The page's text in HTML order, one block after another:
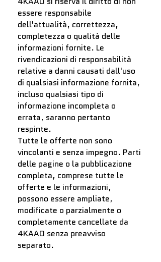
essere responsabile
dell'attualità, correttezza,
completezza o qualità delle
informazioni fornite. Le
rivendicazioni di responsabilità
relative a danni causati dall'uso
di qualsiasi informazione fornita,
incluso qualsiasi tipo di
informazione incompleta o
errata, saranno pertanto
respinte.
Tutte le offerte non sono
vincolanti e senza impegno. Parti
delle pagine o la pubblicazione
completa, comprese tutte le
offerte e le informazioni,
possono essere ampliate,
modificate o parzialmente o
completamente cancellate da
4KAAD senza preavviso
separato.